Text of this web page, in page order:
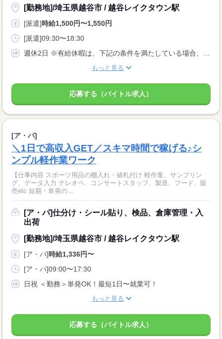
[勤務地]/埼玉県越谷市 / 越谷レイクタウン駅
[派遣]時給1,500円〜1,550円
[派遣]09:30〜18:30
もっと見る
応募する（バイトル求人）
[ア・パ]
＼1日で高収入GET／スキマ時間で稼げる♪シ
ンプル軽作業ワーク
【仕事内容 スポーツ用品の棚入れ・値札付け 軽作業、サンプリン
グ、データ入力 テレオペ、コンサートスタッフ、製造、フード、販
売etc 短期・単発の...
[ア・パ]仕分け・シール貼り、検品、倉庫管理・入
出荷
[勤務地]/埼玉県越谷市 / 越谷レイクタウン駅
[ア・パ]時給1,336円〜
[ア・パ]09:00〜17:30
日祝 ＜勤務＞単発OK！最短1日〜就業可！
もっと見る
応募する（バイトル求人）